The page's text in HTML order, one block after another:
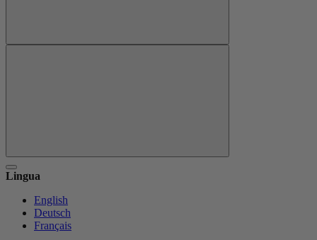
Lingua
English
Deutsch
Français